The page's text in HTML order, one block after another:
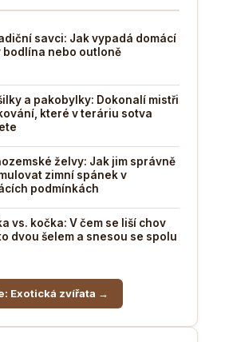
savci: Jak vypadá domácí
bodlína nebo outloně
a pakobylky: Dokonalí mistři
které v teráriu sotva
želvy: Jak jim správně
zimní spánek v
podmínkách
vs. kočka: V čem se liší chov
dvou šelem a snesou se spolu
Exotická zvířata →